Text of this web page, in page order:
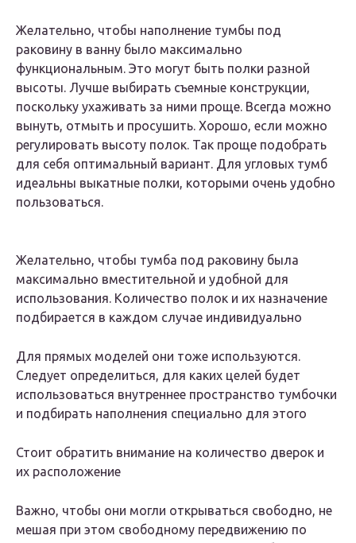
Желательно, чтобы наполнение тумбы под
раковину в ванну было максимально
функциональным. Это могут быть полки разной
высоты. Лучше выбирать съемные конструкции,
поскольку ухаживать за ними проще. Всегда можно
вынуть, отмыть и просушить. Хорошо, если можно
регулировать высоту полок. Так проще подобрать
для себя оптимальный вариант. Для угловых тумб
идеальны выкатные полки, которыми очень удобно
пользоваться.
Желательно, чтобы тумба под раковину была
максимально вместительной и удобной для
использования. Количество полок и их назначение
подбирается в каждом случае индивидуально
Для прямых моделей они тоже используются.
Следует определиться, для каких целей будет
использоваться внутреннее пространство тумбочки
и подбирать наполнения специально для этого
Стоит обратить внимание на количество дверок и
их расположение
Важно, чтобы они могли открываться свободно, не
мешая при этом свободному передвижению по